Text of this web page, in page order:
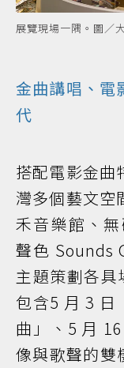
展覽現場一隅。圖／
金曲講唱、電
代
搭配電影金曲
灣多個藝文空
禾音樂館、
聲色 Sounds
主題策劃各具
包含5 月 3
曲」、5 月
像與歌聲的雙